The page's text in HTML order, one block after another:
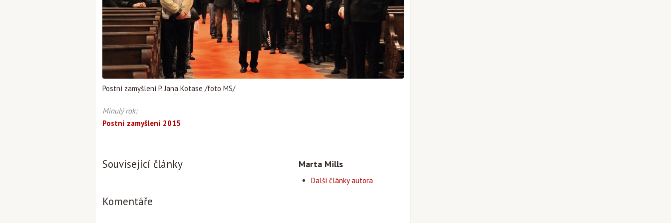
Postní zamyšlení P. Jana Kotase /foto MS/
Minulý rok:
Postní zamyšlení 2015
Související články Marta Mills
Další články autora
Komentáře